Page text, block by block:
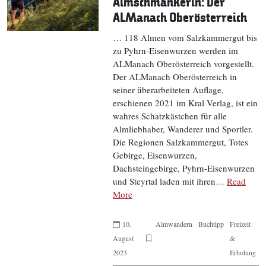
ALManach Oberösterreich
… 118 Almen vom Salzkammergut bis
zu Pyhrn-Eisenwurzen werden im
ALManach Oberösterreich vorgestellt.
Der ALManach Oberösterreich in
seiner überarbeiteten Auflage,
erschienen 2021 im Kral Verlag, ist ein
wahres Schatzkästchen für alle
Almliebhaber, Wanderer und Sportler.
Die Regionen Salzkammergut, Totes
Gebirge, Eisenwurzen,
Dachsteingebirge, Pyhrn-Eisenwurzen
und Steyrtal laden mit ihren… Read
More
10.
August
2023
Almwandern Buchtipp
Freizeit
&
Erholung